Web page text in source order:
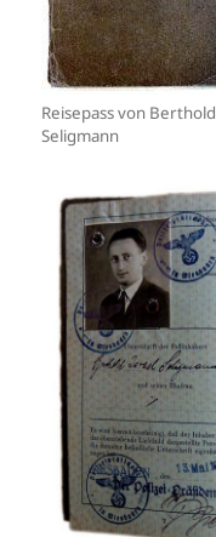
Reisepass von Berthold
Seligmann